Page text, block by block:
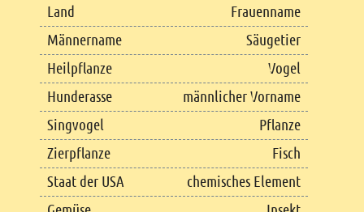
Land
Frauenname
Männername
Säugetier
Heilpflanze
Vogel
Hunderasse
männlicher Vorname
Singvogel
Pflanze
Zierpflanze
Fisch
Staat der USA
chemisches Element